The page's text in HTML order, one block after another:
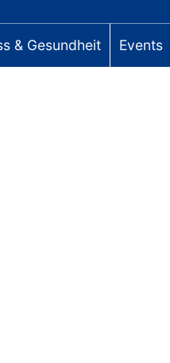
& Gesundheit Events